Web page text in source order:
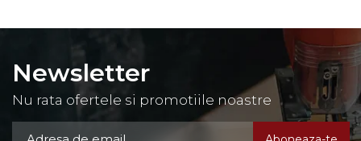
Newsletter
Nu rata ofertele si promotiile noastre